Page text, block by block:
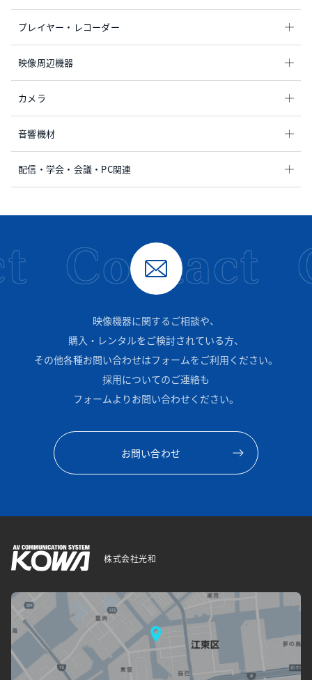
プレイヤー・レコーダー
映像周辺機器
カメラ
音響機材
配信・学会・会議・PC関連
Contact
映像機器に関するご相談や、
購入・レンタルをご検討されている方、
その他各種お問い合わせはフォームをご利用ください。
採用についてのご連絡も
フォームよりお問い合わせください。
お問い合わせ
株式会社光和